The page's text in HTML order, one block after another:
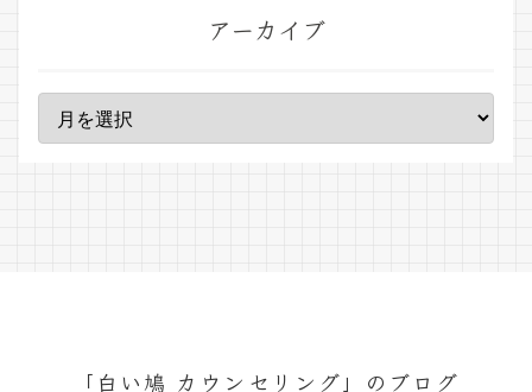
アーカイブ
「白い鳩 カウンセリング」のブログ